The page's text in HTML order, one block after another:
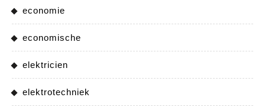
economie
economische
elektricien
elektrotechniek